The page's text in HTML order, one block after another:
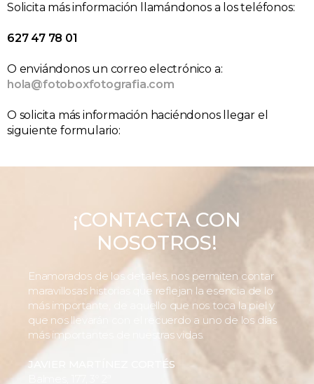
Solicita más información llamándonos a los teléfonos:
627 47 78 01
O enviándonos un correo electrónico a:
hola@fotoboxfotografia.com
O solicita más información haciéndonos llegar el
siguiente formulario:
¡CONTACTA CON
NOSOTROS!
Enamorados de los detalles, nos permiten contar
maravillosas historias que reflejan la esencia de lo
más importante, de aquello que nos toca la piel y
que nos llevarán con el recuerdo a uno de los días
más importantes de nuestras vidas.
JAVIER MARTÍNEZ CORTÉS